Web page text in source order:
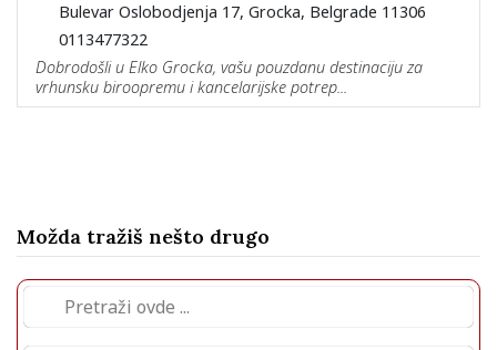
Bulevar Oslobodjenja 17, Grocka, Belgrade 11306
0113477322
Dobrodošli u Elko Grocka, vašu pouzdanu destinaciju za
vrhunsku biroopremu i kancelarijske potrep...
Možda tražiš nešto drugo